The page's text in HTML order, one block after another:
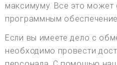
максимуму. Все это может
программным
Если вы имеете дело с
необходимо провести